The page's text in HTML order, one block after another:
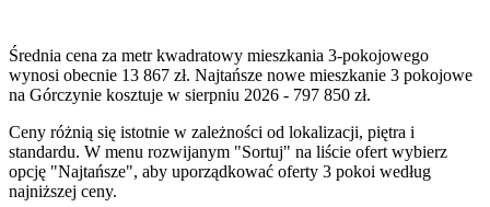
Średnia cena za metr kwadratowy mieszkania 3-pokojowego
wynosi obecnie 13 867 zł. Najtańsze nowe mieszkanie 3 pokojowe
na Górczynie kosztuje w sierpniu 2026 - 797 850 zł.
Ceny różnią się istotnie w zależności od lokalizacji, piętra i
standardu. W menu rozwijanym "Sortuj" na liście ofert wybierz
opcję "Najtańsze", aby uporządkować oferty 3 pokoi według
najniższej ceny.